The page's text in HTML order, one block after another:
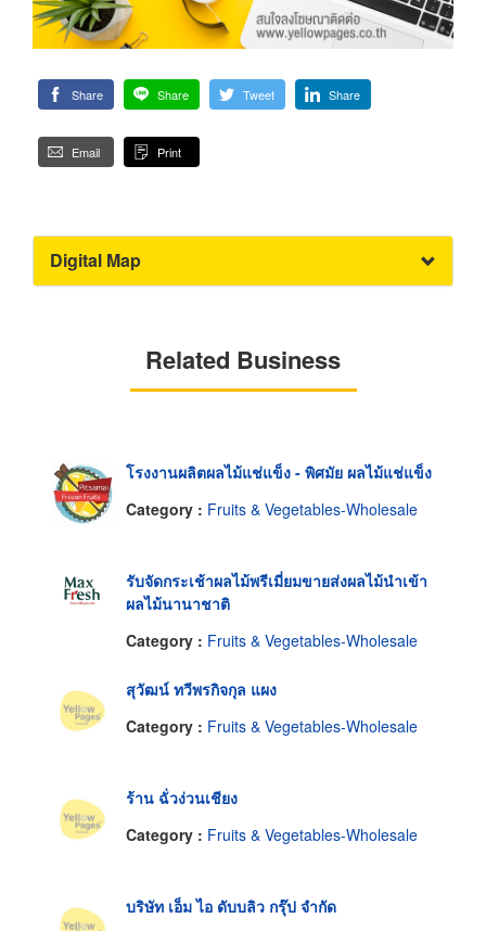
Share Share Tweet Share
Email Print
Digital Map
Related Business
โรงงานผลิตผลไม้แช่แข็ง - พิศมัย ผลไม้แช่แข็ง
Category : Fruits & Vegetables-Wholesale
รับจัดกระเช้าผลไม้พรีเมี่ยมขายส่งผลไม้นำเข้า
ผลไม้นานาชาติ
Category : Fruits & Vegetables-Wholesale
สุวัฒน์ ทวีพรกิจกุล แผง
Category : Fruits & Vegetables-Wholesale
ร้าน ฉั่วง่วนเชียง
Category : Fruits & Vegetables-Wholesale
บริษัท เอ็ม ไอ ดับบลิว กรุ๊ป จำกัด